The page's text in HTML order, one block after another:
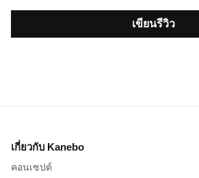
เขียนรีวิว
เกี่ยวกับ Kanebo
คอนเซปต์